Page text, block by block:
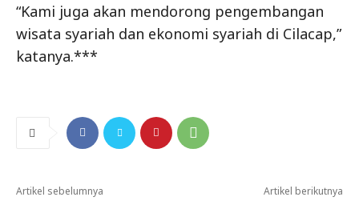
“Kami juga akan mendorong pengembangan
wisata syariah dan ekonomi syariah di Cilacap,”
katanya.***
Artikel sebelumnya Artikel berikutnya